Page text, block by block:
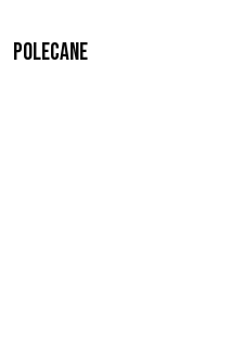
Polecane